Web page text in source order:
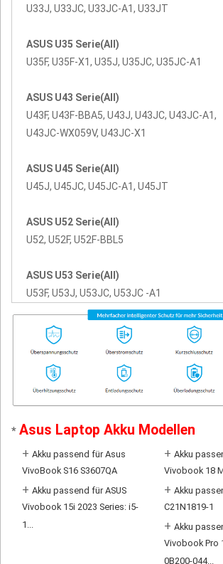
U33J, U33JC, U33JC-A1, U33JT
ASUS U35 Serie(All)
U35F, U35F-X1, U35J, U35JC, U35JC-A1
ASUS U43 Serie(All)
U43F, U43F-BBA5, U43J, U43JC, U43JC-A1,
U43JC-WX059V, U43JC-X1
ASUS U45 Serie(All)
U45J, U45JC, U45JC-A1, U45JT
ASUS U52 Serie(All)
U52, U52F, U52F-BBL5
ASUS U53 Serie(All)
U53F, U53J, U53JC, U53JC -A1
* Asus Laptop Akku Modellen
+ Akku passend für Asus
VivoBook S16 S3607QA
+ Akku
Vivobook 18
+ Akku passend für ASUS
Vivobook 15i 2023 Series: i5-
1...
+ Akku
C21N1819-1
+ Akku
Vivobook Pro